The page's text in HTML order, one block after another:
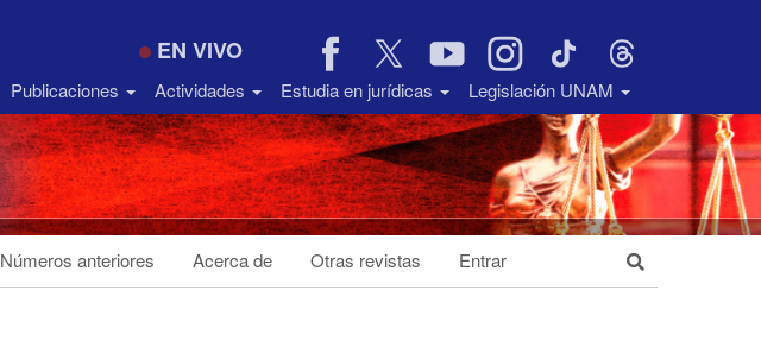
EN VIVO
Publicaciones Actividades Estudia en jurídicas Legislación UNAM
Números anteriores Acerca de Otras revistas Entrar